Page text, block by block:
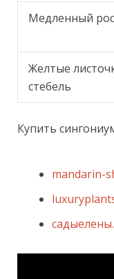
Медленный
Желтые
стебель
Купить
mandarin-